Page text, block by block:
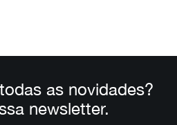
as novidades?
newsletter.